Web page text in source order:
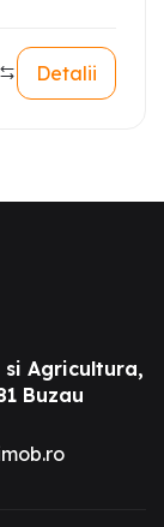
Detalii
Agricultura,
Buzau